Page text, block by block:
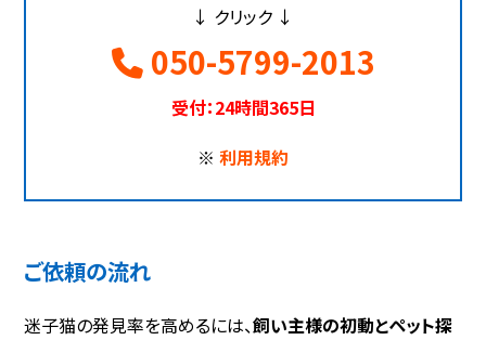
↓ クリック ↓
050-5799-2013
受付：24時間365日
※ 利用規約
ご依頼の流れ
迷子猫の発見率を高めるには、飼い主様の初動とペット探